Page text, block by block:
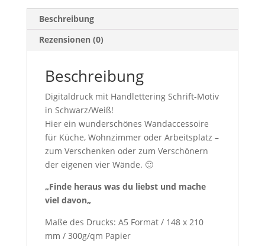
Beschreibung
Rezensionen (0)
Beschreibung
Digitaldruck mit Handlettering Schrift-Motiv
in Schwarz/Weiß!
Hier ein wunderschönes Wandaccessoire
für Küche, Wohnzimmer oder Arbeitsplatz –
zum Verschenken oder zum Verschönern
der eigenen vier Wände. 🙂
„Finde heraus was du liebst und mache
viel davon„
Maße des Drucks: A5 Format / 148 x 210
mm / 300g/qm Papier